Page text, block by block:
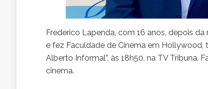
Frederico Lapenda, com 16 anos, depois
e fez Faculdade de Cinema em Hollywood,
Alberto Informal”, às 18h50, na TV Tribuna.
cinema.